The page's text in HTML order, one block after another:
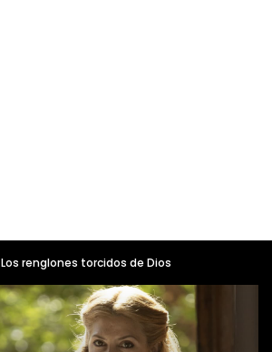
Los renglones torcidos de Dios